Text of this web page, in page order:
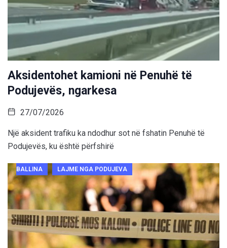
Aksidentohet kamioni në Penuhë të
Podujevës, ngarkesa
27/07/2026
Një aksident trafiku ka ndodhur sot në fshatin Penuhë të
Podujevës, ku është përfshirë
BALLINA LAJME NGA PODUJEVA